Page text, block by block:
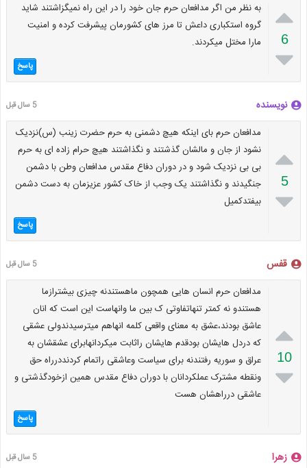

6

به نظر من اگر مدافعان حرم جان خود را در این راه نمیگزاشتند شاید
گروه استکباری داعش تا مرز های کشورمان پیشرفت کرده و امنیت
مارا مختل میکردند.
پاسخ
نویسنده 5 سال قبل

5

مدافعان حرم بای اینکه هیچ دشمنی به حرم حضرت زینب (س)نزدیک
نشود از جان و مالشان گذشتند و نگذاشتند هیچ حرام زاده ای به حرم
بی بی نزدیک شود و در دوران دفاع مقدس مدافعان وطن با دشمن
جنگیدند و نگذاشتند یک وجب از خاک کشور عزیزمان به دست دشمن
بیفتدکمیل
پاسخ
قفس 5 سال قبل

10

مدافعان حرم انسان هایی همچون ماهستندنه چیزی بیشترازما
هستندو نه کمتر تنهاتفاوتی ک بین ما وانهاست این است که انان
عاشق بودند،عشق به معنای واقعی کلمه انهاهم میترسیدندولی عشقی
که دردل هایشان بودقدم هایشان راثابت میکردانهابرای عشقشان به
عراق و سوریه رفتندنه برای سیاست وعاشقی راتمام کردنددرراه حق
ونقطه مشترک عملکردانان با دوران دفاع مقدس همین ازخودگذشتی و
عاشقی درراهشان هست
پاسخ
زهرا 5 سال قبل